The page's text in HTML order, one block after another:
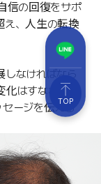
信の回復をサポ
え、人生の転換
なければなら
はすなわち生
ージを伝える
TOP